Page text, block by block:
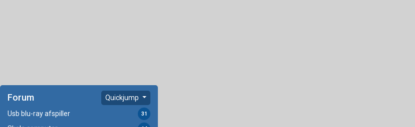
Forum Quickjump
Usb blu-ray afspiller 31